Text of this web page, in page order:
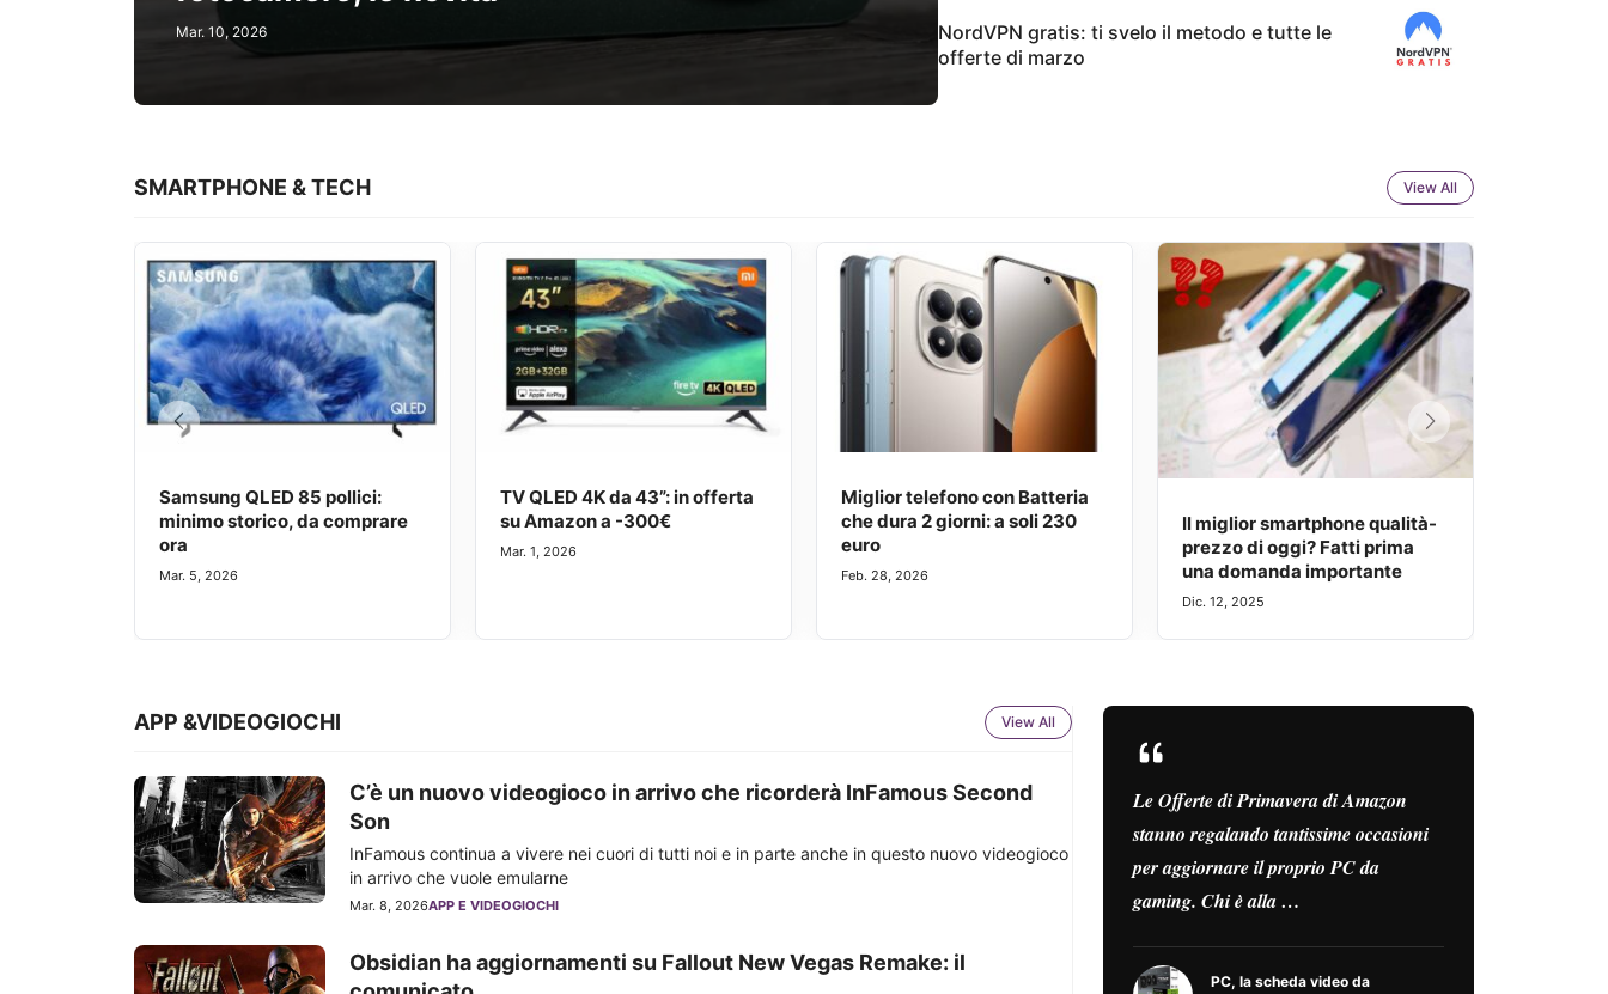
Mar. 10, 2026 Mar. 9, 2026
NordVPN gratis: ti svelo il metodo e tutte le
offerte di marzo
SMARTPHONE & TECH View All
Samsung QLED 85 pollici:
minimo storico, da comprare
ora
Mar. 5, 2026
TV QLED 4K da 43”: in offerta
su Amazon a -300€
Mar. 1, 2026
Miglior telefono con Batteria
che dura 2 giorni: a soli 230
euro
Feb. 28, 2026
Il miglior smartphone qualità-
prezzo di oggi? Fatti prima
una domanda importante
Dic. 12, 2025
APP &VIDEOGIOCHI View All
C’è un nuovo videogioco in arrivo che ricorderà InFamous Second
Son
InFamous continua a vivere nei cuori di tutti noi e in parte anche in questo nuovo videogioco
in arrivo che vuole emularne
Mar. 8, 2026APP E VIDEOGIOCHI
Obsidian ha aggiornamenti su Fallout New Vegas Remake: il
Le Offerte di Primavera di Amazon
stanno regalando tantissime occasioni
per aggiornare il proprio PC da
gaming. Chi è alla …
PC, la scheda video da